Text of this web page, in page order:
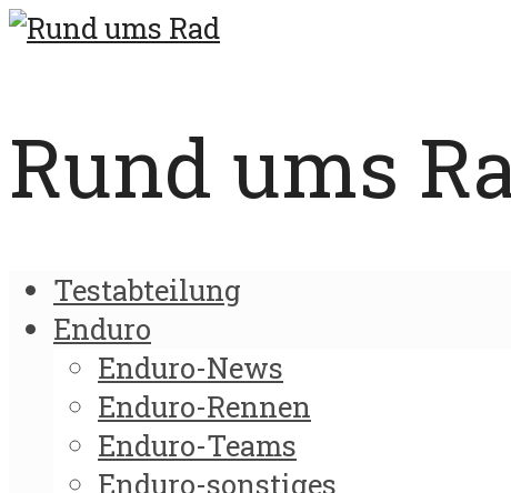
Rund ums
Testabteilung
Enduro
Enduro-News
Enduro-Rennen
Enduro-Teams
Enduro-sonstiges